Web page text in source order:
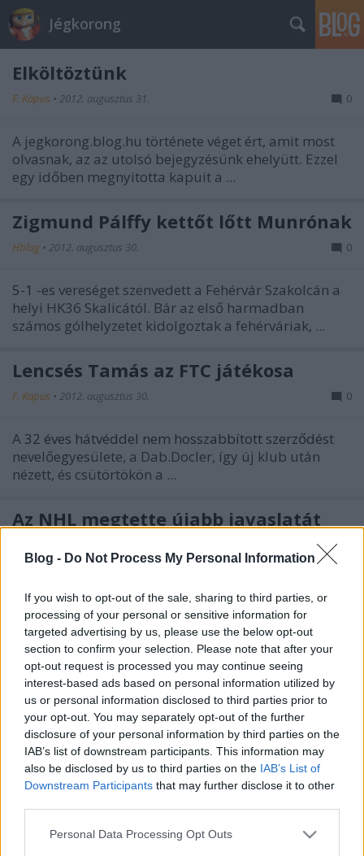
Blog - Do Not Process My Personal Information
If you wish to opt-out of the sale, sharing to third parties, or
processing of your personal or sensitive information for
targeted advertising by us, please use the below opt-out
section to confirm your selection. Please note that after your
opt-out request is processed you may continue seeing
interest-based ads based on personal information utilized by
us or personal information disclosed to third parties prior to
your opt-out. You may separately opt-out of the further
disclosure of your personal information by third parties on the
IAB’s list of downstream participants. This information may
also be disclosed by us to third parties on the IAB’s List of
Downstream Participants that may further disclose it to other
Please note that this website/app uses one or more Google
Personal Data Processing Opt Outs
Jégkorong
Elköltöztünk
F. Kapus • 2012. augusztus 31. 0
A jegkorong.blog.hu története véget ért, amit most
olvasnak, az az utolsó bejegyzésünk ehelyütt. Ezzel
egy időben megnyitotta kapuit a ...
Zigmund Pálffy kettőt lőtt Munrónak
Hblog • 2012. augusztus 30. 0
5-1 -es vereséget szenvedett a Fehérvár Szakolcán a
helyi HK36 Skalicától. Bár az első harmadban
számos gólhelyzetet kidolgoztak a fehérváriak, ...
Lencsés Tamás az FTC játékosa
F. Kapus • 2012. augusztus 30. 0
A 32 éves hátvéddel nem hosszabbított szerződést
nevelőegyesülete, a Dab.Docler, így új klub után
nézett, és csütörtökön a ...
Az NHL megtette újabb javaslatát
NHLPA végeláthatatlan megbeszélései. Talán
először lehet azt mondani, hogy közeledtek az ...
Bemutatkozik az UTE és az FTC is
2012. augusztus 30.
Három mérkőzéssel folytatódik csapataink
felkészülési programja. A Fehérvár a Skalica
otthonában, az Újpest Léván lép jégre, az egyetlen ...
Szlovák válogatott csatár a Mol
Ligában